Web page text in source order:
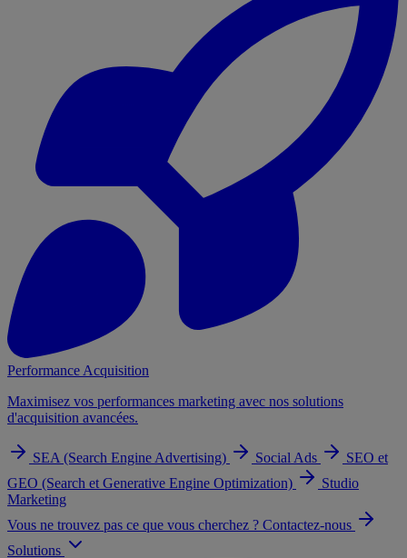
Performance Acquisition
Maximisez vos performances marketing avec nos solutions
d'acquisition avancées.
SEA (Search Engine Advertising) Social Ads
SEO et
GEO (Search et Generative Engine Optimization)
Studio
Marketing
Vous ne trouvez pas ce que vous cherchez ? Contactez-nous
Solutions